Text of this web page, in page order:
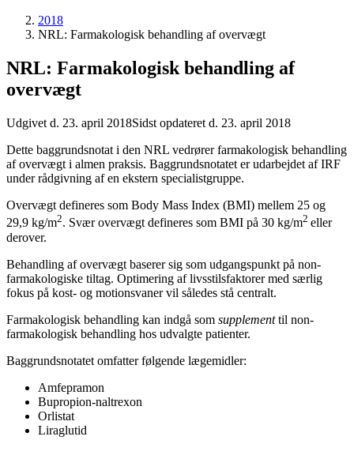
2018
NRL: Farmakologisk behandling af overvægt
NRL: Farmakologisk behandling af
overvægt
Udgivet d. 23. april 2018Sidst opdateret d. 23. april 2018
Dette baggrundsnotat i den NRL vedrører farmakologisk behandling
af overvægt i almen praksis. Baggrundsnotatet er udarbejdet af IRF
under rådgivning af en ekstern specialistgruppe.
Overvægt defineres som Body Mass Index (BMI) mellem 25 og
29,9 kg/m2. Svær overvægt defineres som BMI på 30 kg/m2 eller
derover.
Behandling af overvægt baserer sig som udgangspunkt på non-
farmakologiske tiltag. Optimering af livsstilsfaktorer med særlig
fokus på kost- og motionsvaner vil således stå centralt.
Farmakologisk behandling kan indgå som supplementtil non-
farmakologisk behandling hos udvalgte patienter.
Baggrundsnotatet omfatter følgende lægemidler:
Amfepramon
Bupropion-naltrexon
Orlistat
Liraglutid